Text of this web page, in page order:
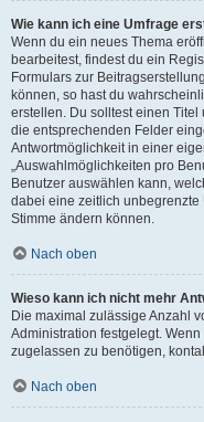
Wie kann ich eine Umfrage
Wenn du ein neues Thema
bearbeitest, findest du ein
Formulars zur
können, so hast du
erstellen. Du solltest einen
die entsprechenden Felder
Antwortmöglichkeit in einer
„Auswahlmöglichkeiten pro
Benutzer auswählen kann,
dabei eine zeitlich
Stimme ändern können.
Nach oben
Wieso kann ich nicht mehr
Die maximal zulässige Anzahl
Administration festgelegt.
zugelassen zu benötigen,
Nach oben